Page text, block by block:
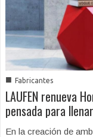
■ Fabricantes
LAUFEN renueva
pensada para
En la creación de